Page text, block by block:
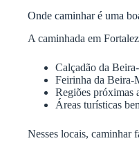
Onde caminhar é uma
A caminhada em
Calçadão da
Feirinha da Beira-
Regiões próximas
Áreas turísticas
Nesses locais, caminhar